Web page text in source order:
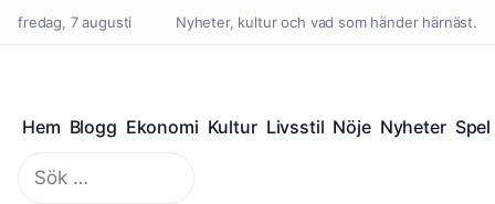
fredag, 7 augusti Nyheter, kultur och vad som händer härnäst.
Hem Blogg Ekonomi Kultur Livsstil Nöje Nyheter Spel
Sök
efter: